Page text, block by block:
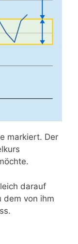
markiert. Der
darauf
dem von ihm